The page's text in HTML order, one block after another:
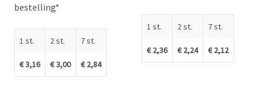
bestelling*
1 st.
€ 3,16
2 st.
€ 3,00
7 st.
€ 2,84
1 st.
€ 2,36
2 st.
€ 2,24
7 st.
€ 2,12